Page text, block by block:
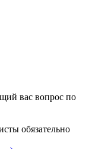
вас вопрос по
обязательно